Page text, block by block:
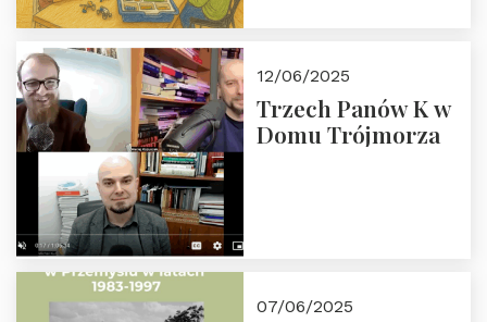
Fundacji
12/06/2025
Trzech Panów K w
Domu Trójmorza
07/06/2025